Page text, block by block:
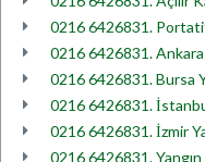
0216 6426831.
0216 6426831.
0216 6426831. Bursa
0216 6426831.
0216 6426831. İzmir
0216 6426831. Yangın